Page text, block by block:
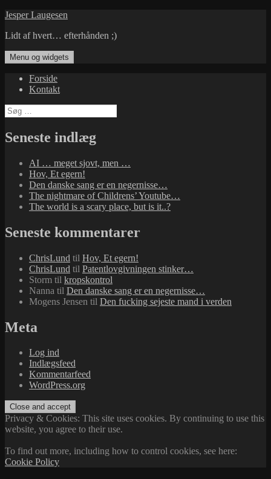
Hop
indhold
Jesper Laugesen
Lidt af hvert… efterhånden ;)
Menu og widgets
Forside
Kontakt
Søg
efter:
Seneste indlæg
AI … meget sjovt, men …
Hov, Et egern!
Den danske sang er en negernisse…
The nightmare of Childrens’ Youtube…
The world is a scary place, but is it..?
Seneste kommentarer
ChrisLund til Hov, Et egern!
ChrisLund til Patentlovgivningen stinker…
Storm til kropskontrol
Nanna til Den danske sang er en negernisse…
Mogens Jensen til Den fucking sejeste mand i verden
Meta
Log ind
Indlægsfeed
Kommentarfeed
WordPress.org
Privacy & Cookies: This site uses cookies. By continuing to use this
website, you agree to their use.
To find out more, including how to control cookies, see here:
Cookie Policy